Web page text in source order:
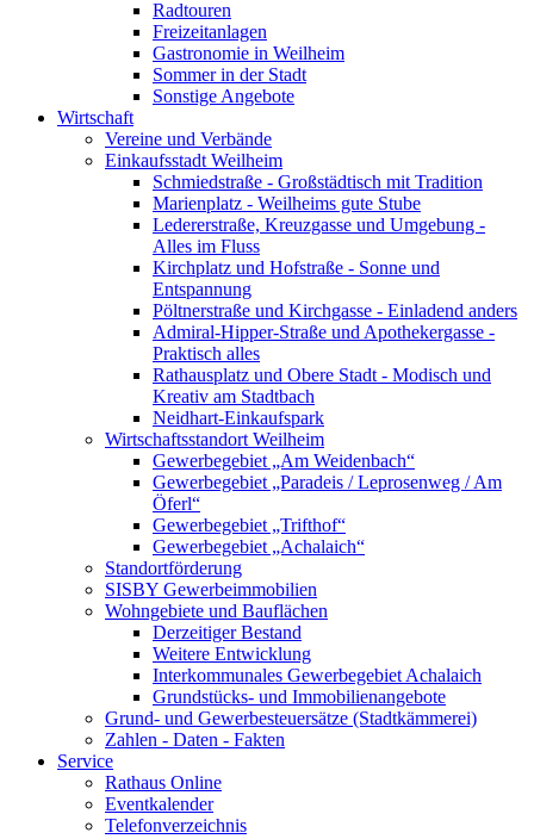
Radtouren
Freizeitanlagen
Gastronomie in Weilheim
Sommer in der Stadt
Sonstige Angebote
Wirtschaft
Vereine und Verbände
Einkaufsstadt Weilheim
Schmiedstraße - Großstädtisch mit Tradition
Marienplatz - Weilheims gute Stube
Ledererstraße, Kreuzgasse und Umgebung -
Alles im Fluss
Kirchplatz und Hofstraße - Sonne und
Entspannung
Pöltnerstraße und Kirchgasse - Einladend anders
Admiral-Hipper-Straße und Apothekergasse -
Praktisch alles
Rathausplatz und Obere Stadt - Modisch und
Kreativ am Stadtbach
Neidhart-Einkaufspark
Wirtschaftsstandort Weilheim
Gewerbegebiet „Am Weidenbach“
Gewerbegebiet „Paradeis / Leprosenweg / Am
Öferl“
Gewerbegebiet „Trifthof“
Gewerbegebiet „Achalaich“
Standortförderung
SISBY Gewerbeimmobilien
Wohngebiete und Bauflächen
Derzeitiger Bestand
Weitere Entwicklung
Interkommunales Gewerbegebiet Achalaich
Grundstücks- und Immobilienangebote
Grund- und Gewerbesteuersätze (Stadtkämmerei)
Zahlen - Daten - Fakten
Service
Rathaus Online
Eventkalender
Telefonverzeichnis